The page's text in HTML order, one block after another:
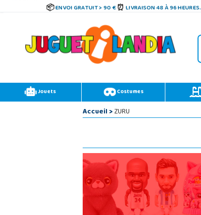
ENVOI GRATUIT > 90 € LIVRAISON 48 À 96 HEURES.
Jouets Costumes
Accueil>ZURU